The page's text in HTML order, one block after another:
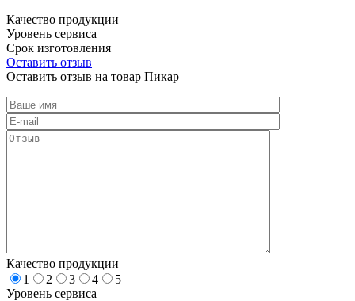
Качество продукции
Уровень сервиса
Срок изготовления
Оставить отзыв
Оставить отзыв на товар Пикар
Качество продукции
1
2 3 4
5
Уровень сервиса